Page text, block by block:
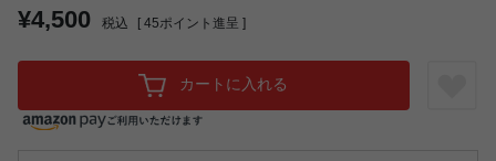
¥4,500 税込 [ 45ポイント進呈 ]
カートに入れる